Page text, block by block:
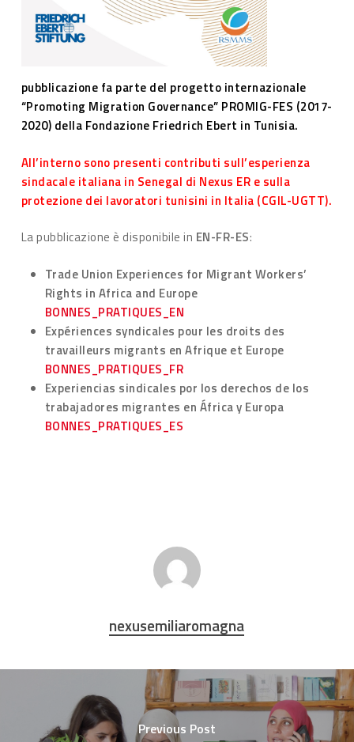
pubblicazione fa parte del progetto internazionale
“Promoting Migration Governance” PROMIG-FES (2017-
2020) della Fondazione Friedrich Ebert in Tunisia.
All’interno sono presenti contributi sull’esperienza
sindacale italiana in Senegal di Nexus ER e sulla
protezione dei lavoratori tunisini in Italia (CGIL-UGTT).
La pubblicazione è disponibile in EN-FR-ES:
Trade Union Experiences for Migrant Workers’
Rights in Africa and Europe
BONNES_PRATIQUES_EN
Expériences syndicales pour les droits des
travailleurs migrants en Afrique et Europe
BONNES_PRATIQUES_FR
Experiencias sindicales por los derechos de los
trabajadores migrantes en África y Europa
BONNES_PRATIQUES_ES
nexusemiliaromagna
Previous Post